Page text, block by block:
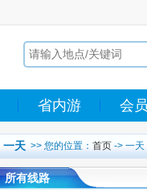
省内游 会
一天 >> 您的位置： 首页 -> 一天
所有线路